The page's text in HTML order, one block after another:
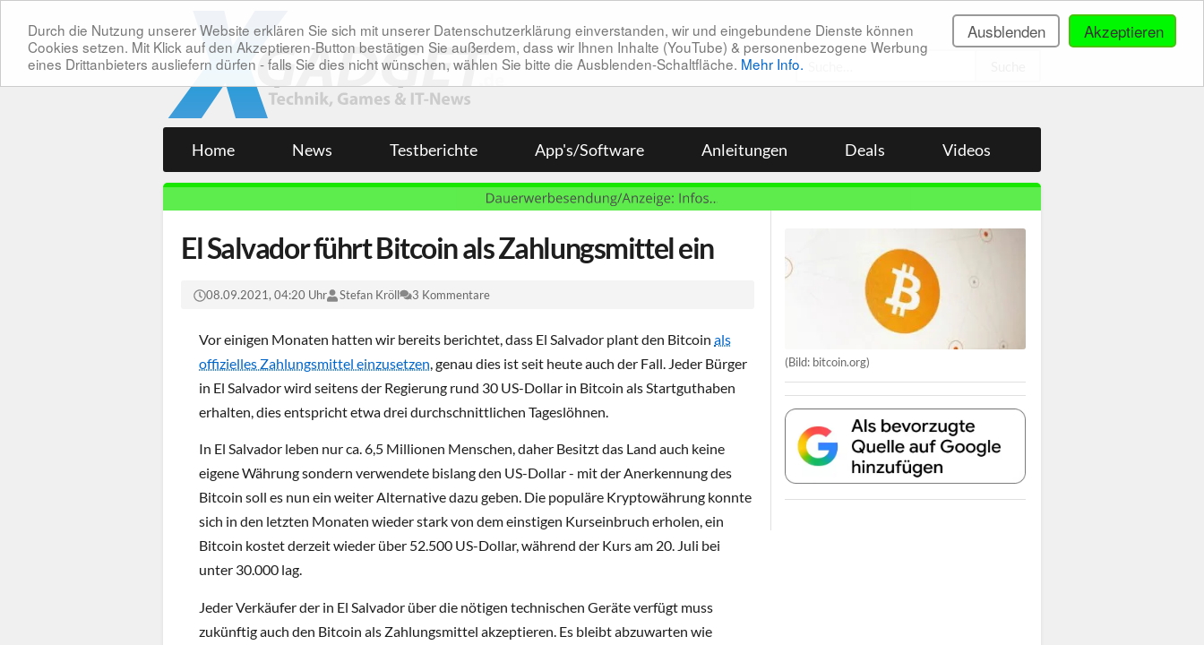
Akzeptieren
Ausblenden
Durch die Nutzung unserer Website erklären Sie sich mit unserer Datenschutzerklärung einverstanden, wir und eingebundene Dienste können
Cookies setzen. Mit Klick auf den Akzeptieren-Button bestätigen Sie außerdem, dass wir Ihnen Inhalte (YouTube) & personenbezogene Werbung
eines Drittanbieters ausliefern dürfen - falls Sie dies nicht wünschen, wählen Sie bitte die Ausblenden-Schaltfläche. Mehr Info.
Home News Testberichte App's/Software Anleitungen Deals Videos
El Salvador führt Bitcoin als Zahlungsmittel ein
08.09.2021, 04:20 Uhr Stefan Kröll 3 Kommentare
Vor einigen Monaten hatten wir bereits berichtet, dass El Salvador plant den Bitcoin als
offizielles Zahlungsmittel einzusetzen, genau dies ist seit heute auch der Fall. Jeder Bürger
in El Salvador wird seitens der Regierung rund 30 US-Dollar in Bitcoin als Startguthaben
erhalten, dies entspricht etwa drei durchschnittlichen Tageslöhnen.
In El Salvador leben nur ca. 6,5 Millionen Menschen, daher Besitzt das Land auch keine
eigene Währung sondern verwendete bislang den US-Dollar - mit der Anerkennung des
Bitcoin soll es nun ein weiter Alternative dazu geben. Die populäre Kryptowährung konnte
sich in den letzten Monaten wieder stark von dem einstigen Kurseinbruch erholen, ein
Bitcoin kostet derzeit wieder über 52.500 US-Dollar, während der Kurs am 20. Juli bei
unter 30.000 lag.
Jeder Verkäufer der in El Salvador über die nötigen technischen Geräte verfügt muss
zukünftig auch den Bitcoin als Zahlungsmittel akzeptieren. Es bleibt abzuwarten wie
(Bild: bitcoin.org)